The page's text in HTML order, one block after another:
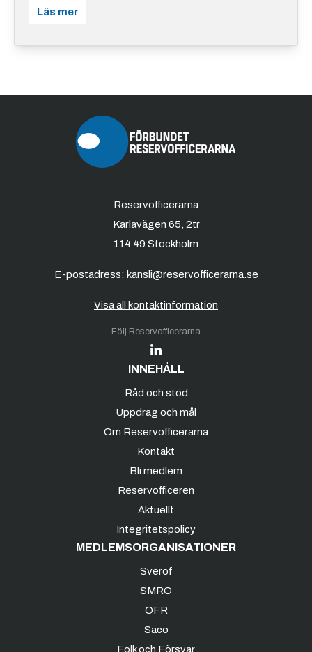
Läs mer
Reservofficerarna
Karlavägen 65, 2tr
114 49 Stockholm
E-postadress: kansli@reservofficerarna.se
Visa all kontaktinformation
Följ Reservofficerarna
INNEHÅLL
Råd och stöd
Uppdrag och mål
Om Reservofficerarna
Kontakt
Bli medlem
Reservofficeren
Aktuellt
Integritetspolicy
MEDLEMSORGANISATIONER
Sverof
SMRO
OFR
Saco
Folk och Försvar